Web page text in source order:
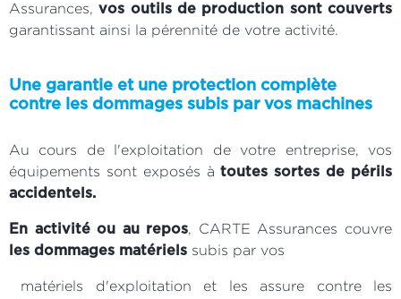
Assurances,vos outils de production sont couverts
garantissant ainsi la pérennité de votre activité.
Une garantie et une protection complète
contre les dommages subis par vos machines
Au cours de l'exploitation de votre entreprise, vos
équipements sont exposés àtoutes sortes de périls
accidentels.
En activité ou au repos, CARTE Assurances couvre
les dommages matériels subis par vos
matériels d'exploitation et les assure contre les